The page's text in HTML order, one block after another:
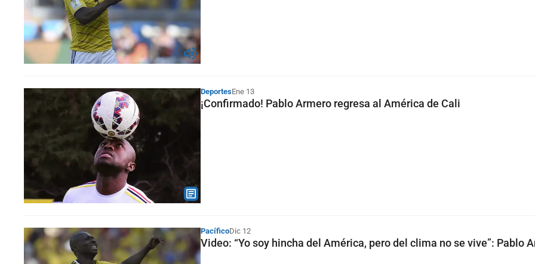
DeportesEne 13
¡Confirmado! Pablo Armero regresa al América de Cali
PacíficoDic 12
Video: “Yo soy hincha del América, pero del clima no se vive”: Pablo